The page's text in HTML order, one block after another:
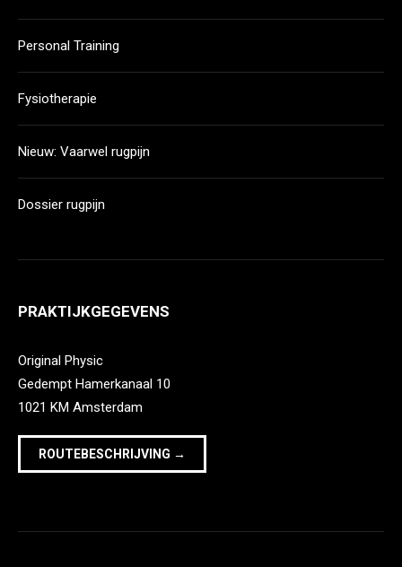
Personal Training
Fysiotherapie
Nieuw: Vaarwel rugpijn
Dossier rugpijn
PRAKTIJKGEGEVENS
Original Physic
Gedempt Hamerkanaal 10
1021 KM Amsterdam
ROUTEBESCHRIJVING →